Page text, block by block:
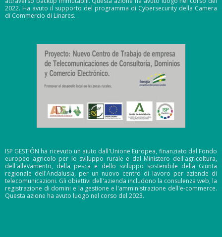
2022. Ha avuto il supporto del programma di Cybersecurity della Camera
di Commercio di Linares.
ISP GESTIÓN ha ricevuto un aiuto dall'Unione Europea, finanziato dal Fondo
europeo agricolo per lo sviluppo rurale e dal Ministero dell'agricoltura,
dell'allevamento, della pesca e dello sviluppo sostenibile della Giunta
regionale dell'Andalusia, per un nuovo centro di lavoro per aziende di
telecomunicazioni. Gli obiettivi dell'azienda includono la consulenza web, la
registrazione di domini e la gestione e l'amministrazione dell'e-commerce.
Questa azione ha avuto luogo nel corso del 2023.